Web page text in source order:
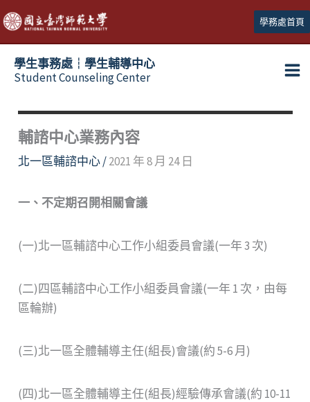
跳
至
主
學務處首頁
學生事務處┆學生輔導中心
Student Counseling Center
輔諮中心業務內容
北一區輔諮中心/2021 年 8 月 24 日
一、不定期召開相關會議
(一)北一區輔諮中心工作小組委員會議(一年 3 次)
(二)四區輔諮中心工作小組委員會議(一年 1 次，由每
區輪辦)
(三)北一區全體輔導主任(組長)會議(約 5-6 月)
(四)北一區全體輔導主任(組長)經驗傳承會議(約 10-11